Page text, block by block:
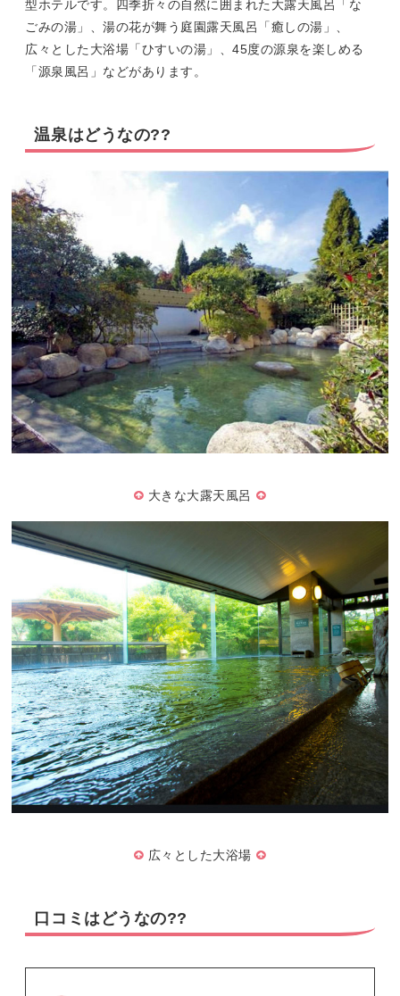
型ホテルです。四季折々の自然に囲まれた大露天風呂「な
ごみの湯」、湯の花が舞う庭園露天風呂「癒しの湯」、
広々とした大浴場「ひすいの湯」、45度の源泉を楽しめる
「源泉風呂」などがあります。
温泉はどうなの??
大きな大露天風呂
広々とした大浴場
口コミはどうなの??